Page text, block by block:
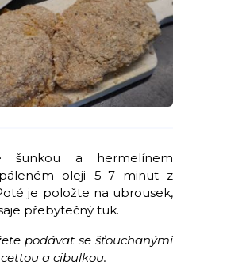
šunkou a hermelínem
oleji 5–7 minut z
je položte na ubrousek,
přebytečný tuk.
podávat se šťouchanými
a cibulkou.